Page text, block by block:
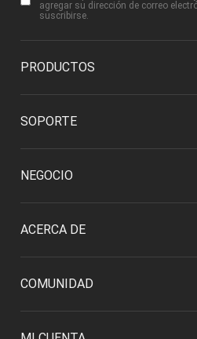
agregar su dirección de correo
suscribirse.
PRODUCTOS
SOPORTE
NEGOCIO
ACERCA DE
COMUNIDAD